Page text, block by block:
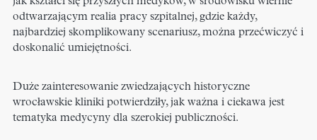
odtwarzającym realia pracy szpitalnej, gdzie każdy,
najbardziej skomplikowany scenariusz, można przećwiczyć i
doskonalić umiejętności.
Duże zainteresowanie zwiedzających historyczne
wrocławskie kliniki potwierdziły, jak ważna i ciekawa jest
tematyka medycyny dla szerokiej publiczności.